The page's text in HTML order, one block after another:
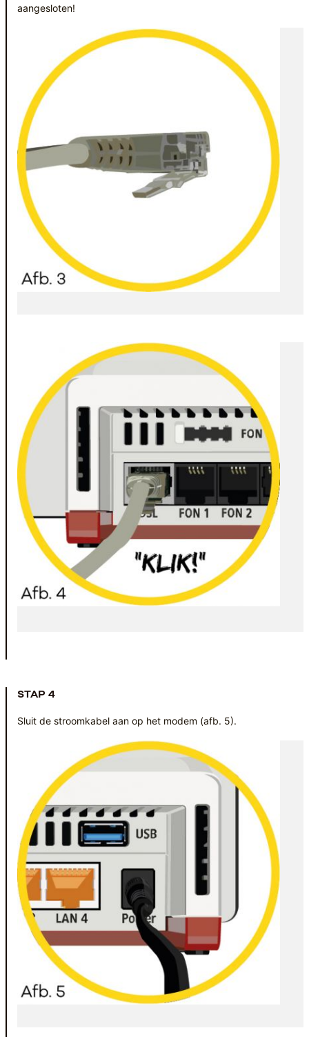
aangesloten!
STAP 4
Sluit de stroomkabel aan op het modem (afb. 5).